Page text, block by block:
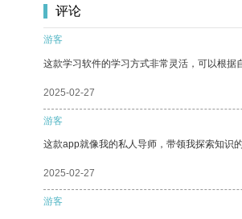
评论
游客
这款学习软件的学习方式非常灵活，可以根据
2025-02-27
游客
这款app就像我的私人导师，带领我探索知识的
2025-02-27
游客